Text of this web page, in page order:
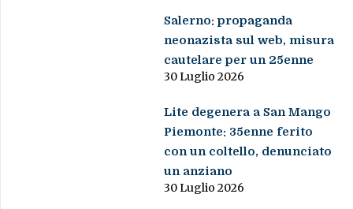
Salerno: propaganda
neonazista sul web, misura
cautelare per un 25enne
30 Luglio 2026
Lite degenera a San Mango
Piemonte: 35enne ferito
con un coltello, denunciato
un anziano
30 Luglio 2026